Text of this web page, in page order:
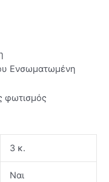
Ενσωματωμένη
φωτισμός
3 κ.
Ναι